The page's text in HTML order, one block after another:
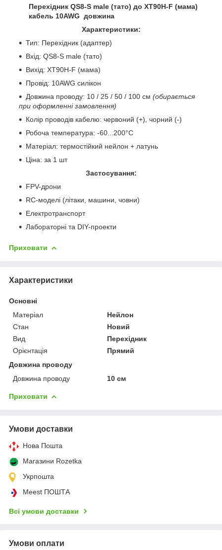
Перехідник QS8-S male (тато) до XT90H-F (мама)
кабель 10AWG довжина
Характеристики:
Тип: Перехідник (адаптер)
Вхід: QS8-S male (тато)
Вихід: XT90H-F (мама)
Провід: 10AWG силікон
Довжина проводу: 10 / 25 / 50 / 100 см (обирається
при оформленні замовлення)
Колір проводів кабелю: червоний (+), чорний (-)
Робоча температура: -60...200°C
Матеріал: термостійкий нейлон + латунь
Ціна: за 1 шт
Застосування:
FPV-дрони
RC-моделі (літаки, машини, човни)
Електротранспорт
Лабораторні та DIY-проекти
Приховати
Характеристики
Основні
Матеріал
Нейлон
Стан
Новий
Вид
Перехідник
Орієнтація
Прямий
Довжина проводу
Довжина проводу
10 см
Приховати
Умови доставки
Нова Пошта
Магазини Rozetka
Укрпошта
Meest ПОШТА
Всі умови доставки
Умови оплати